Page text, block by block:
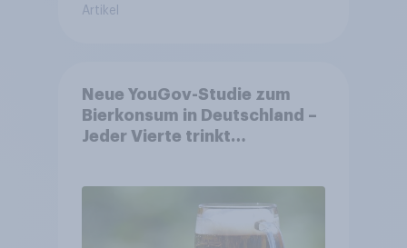
Artikel
Neue YouGov-Studie zum
Bierkonsum in Deutschland –
Jeder Vierte trinkt
wächst um über 23 Prozent